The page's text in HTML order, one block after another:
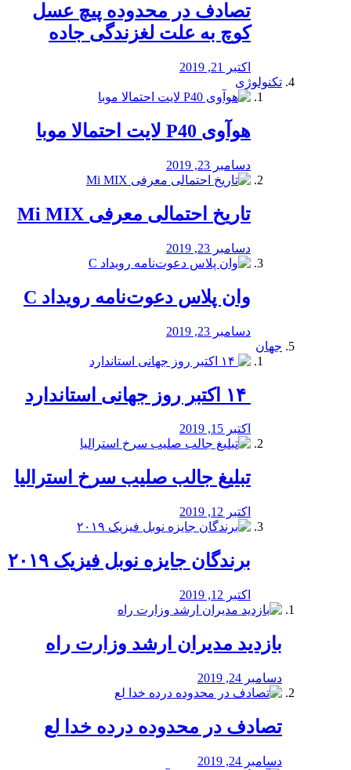
تصادف در محدوده پیچ عسل
کوچ به علت لغزندگی جاده
اکتبر 21, 2019
تکنولوژی
هوآوی P40 لایت احتمالا موبا
دسامبر 23, 2019
تاریخ احتمالی معرفی Mi MIX
دسامبر 23, 2019
وان پلاس دعوت‌نامه رویداد C
دسامبر 23, 2019
جهان
اکتبر 15, 2019
تبلیغ جالب صلیب سرخ استرالیا
اکتبر 12, 2019
برندگان جایزه نوبل فیزیک ۲۰۱۹
اکتبر 12, 2019
بازدید مدیران ارشد وزارت راه
دسامبر 24, 2019
تصادف در محدوده درده خدا لع
دسامبر 24, 2019